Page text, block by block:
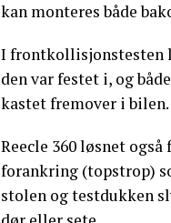
kan monteres både
I frontkollisjonstesten
den var festet i, og
kastet fremover i bilen.
Reecle 360 løsnet
forankring (topstrop)
stolen og testdukken